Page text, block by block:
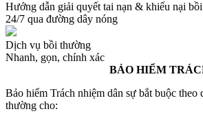
Hướng dẫn giải quyết tai nạn & khiếu nại
24/7 qua đường dây nóng
Dịch vụ bồi thường
Nhanh, gọn, chính xác
BẢO HIỂM
Bảo hiểm Trách nhiệm dân sự bắt buộc
thường cho: